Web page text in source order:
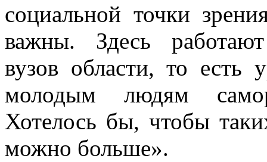
социальной точки
важны. Здесь
вузов области, то есть
молодым людям
Хотелось бы, чтобы
можно больше».